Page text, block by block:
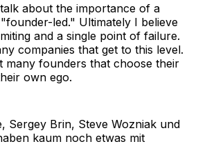
about the importance of a
led." Ultimately I believe
and a single point of failure.
companies that get to this level.
many founders that choose their
own ego.
Sergey Brin, Steve Wozniak und
kaum noch etwas mit